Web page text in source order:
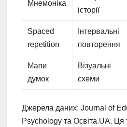
Мнемоніка
історії
Spaced
repetition
Інтервальні
повторення
Мапи
думок
Візуальні
схеми
Джерела даних: Journal of
Psychology та Освіта.UA. Ця